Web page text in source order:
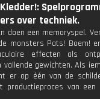
over techniek.
doen een memoryspel.
monsters Pats! Boem!
effecten als
vallende gewichten. Als
er op één van de
productieproces van een